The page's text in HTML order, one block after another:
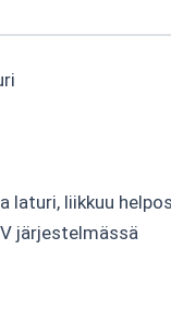
laturi, liikkuu
järjestelmässä